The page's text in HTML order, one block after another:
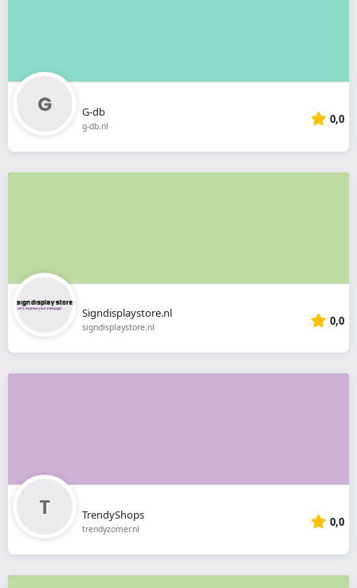
G-db
g-db.nl 0,0
Signdisplaystore.nl
signdisplaystore.nl 0,0
TrendyShops
trendyzomer.nl 0,0